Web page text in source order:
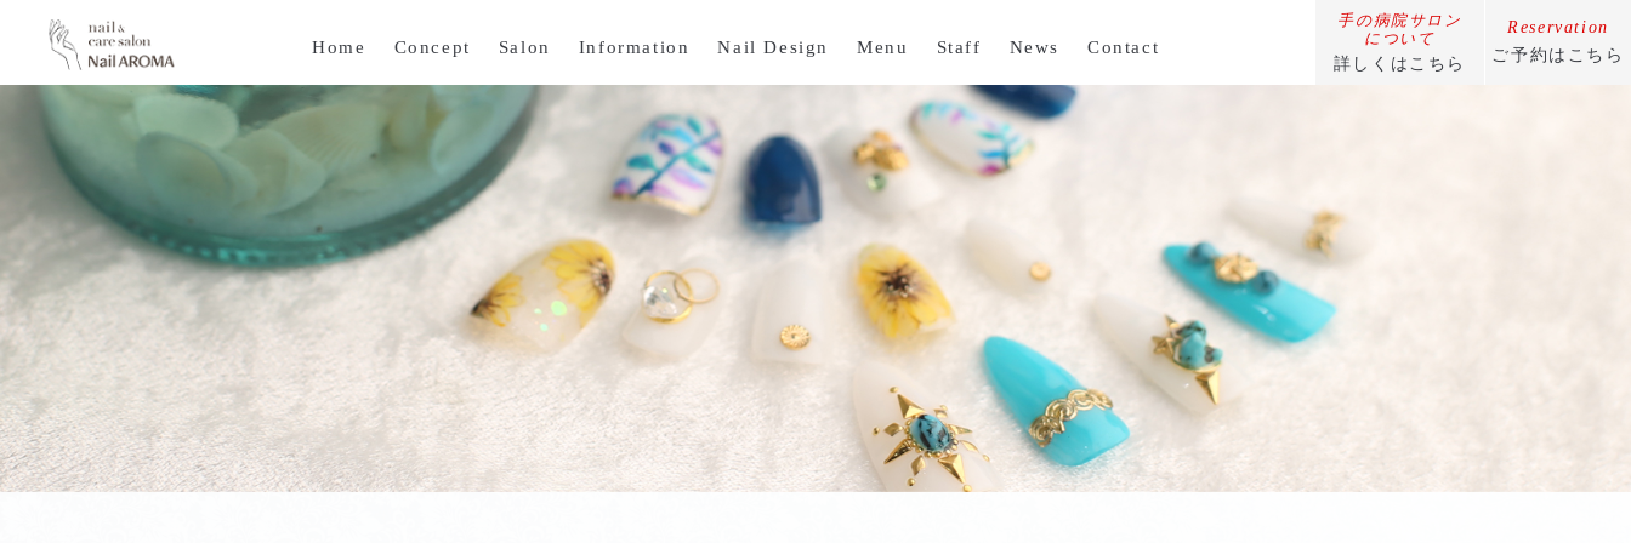
Home Concept Salon Information Nail Design Menu Staff News Contact
Reservation
ご予約はこちら
手の病院サロン
​​​​​​​について
詳しくはこちら